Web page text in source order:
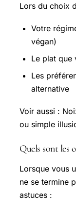
Lors du choix
Votre
végan)
Le plat que
Les
alternative
Voir aussi :
ou simple
Quels sont les
Lorsque vous
ne se termine
astuces :